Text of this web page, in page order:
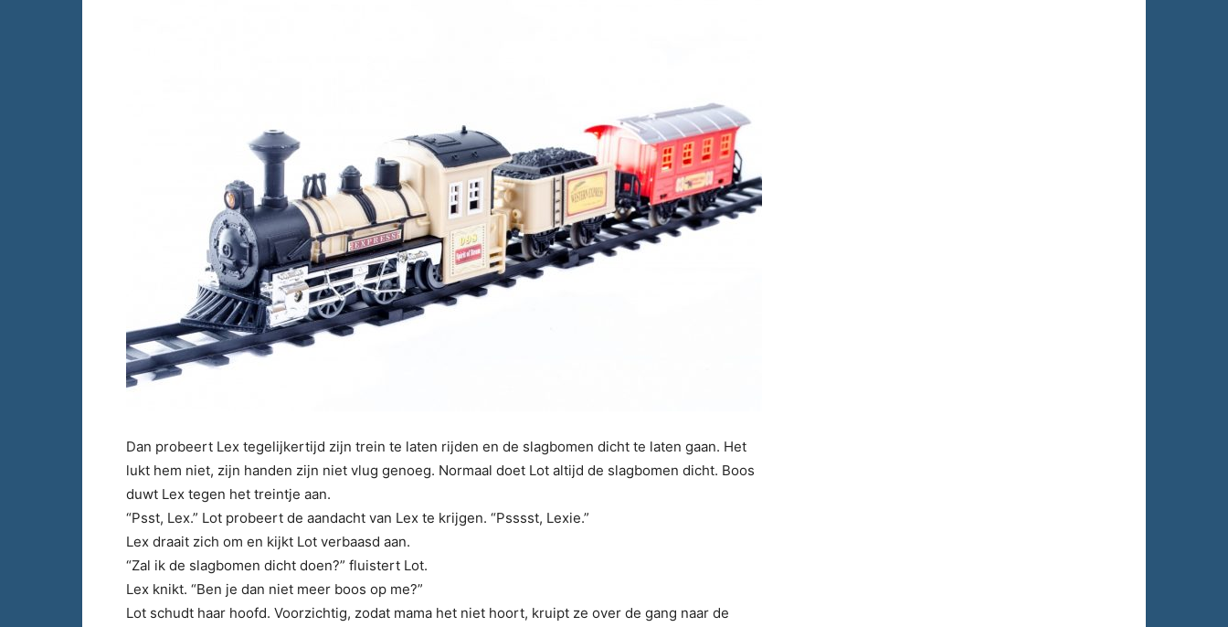
Dan probeert Lex tegelijkertijd zijn trein te laten rijden en de slagbomen dicht te laten gaan. Het
lukt hem niet, zijn handen zijn niet vlug genoeg. Normaal doet Lot altijd de slagbomen dicht. Boos
duwt Lex tegen het treintje aan.
“Psst, Lex.” Lot probeert de aandacht van Lex te krijgen. “Psssst, Lexie.”
Lex draait zich om en kijkt Lot verbaasd aan.
“Zal ik de slagbomen dicht doen?” fluistert Lot.
Lex knikt. “Ben je dan niet meer boos op me?”
Lot schudt haar hoofd. Voorzichtig, zodat mama het niet hoort, kruipt ze over de gang naar de